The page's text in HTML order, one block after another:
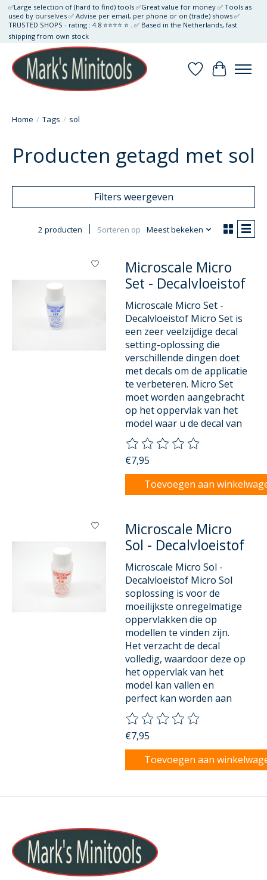
✅Large selection of (hard to find) tools ✅Great value for money ✅ Tools as
used by ourselves ✅ Advise per email, per phone or on (trade) shows ✅
TRUSTED SHOPS - rating : 4.8 ⭐⭐⭐⭐ ⭐ . ✅ Based in the Netherlands, fast
shipping from own stock
Verlanglijst
Home / Tags / sol
Producten getagd met sol
Filters weergeven
2 producten Sorteren op Meest bekeken
Microscale Micro
Set - Decalvloeistof
Microscale Micro Set -
Decalvloeistof Micro Set is
een zeer veelzijdige decal
setting-oplossing die
verschillende dingen doet
met decals om de applicatie
te verbeteren. Micro Set
moet worden aangebracht
op het oppervlak van het
model waar u de decal van
De beoordeling van dit
€7,95
Toevoegen aan
Microscale Micro
Sol - Decalvloeistof
Microscale Micro Sol -
Decalvloeistof Micro Sol
soplossing is voor de
moeilijkste onregelmatige
oppervlakken die op
modellen te vinden zijn.
Het verzacht de decal
volledig, waardoor deze op
het oppervlak van het
model kan vallen en
perfect kan worden aan
De beoordeling van dit
€7,95
Toevoegen aan